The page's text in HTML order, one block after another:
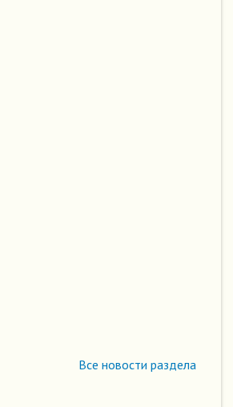
Все новости раздела